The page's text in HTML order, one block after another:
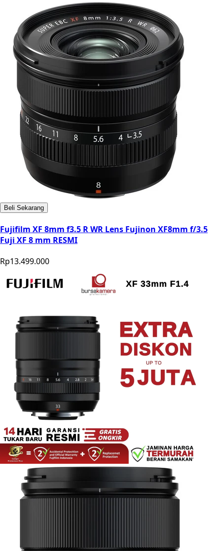
Beli Sekarang
Fujifilm XF 8mm f3.5 R WR Lens Fujinon XF8mm f/3.5
Fuji XF 8 mm RESMI
Rp13.499.000